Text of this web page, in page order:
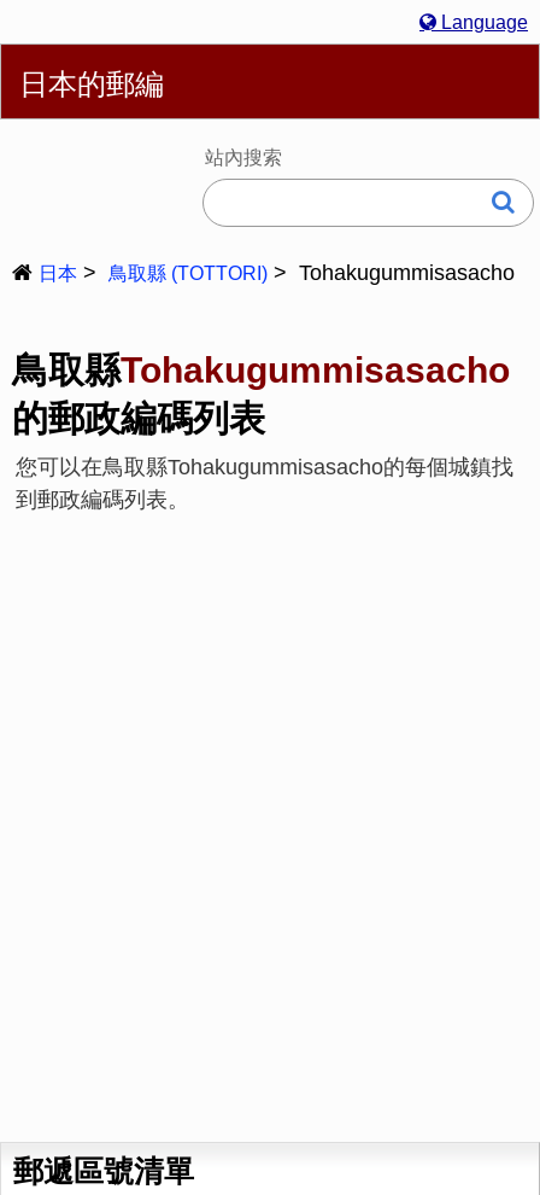
Language
Deutsch
Français
日本語
日本的郵編
站內搜索
日本 鳥取縣 (TOTTORI) Tohakugummisasacho
鳥取縣Tohakugummisasacho
的郵政編碼列表
您可以在鳥取縣Tohakugummisasacho的每個城鎮找
到郵政編碼列表。
郵遞區號清單